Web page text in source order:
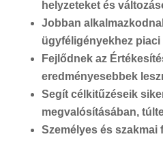
helyzeteket és
Jobban
ügyféligényekhez
Fejlődnek az
eredményesebbek
Segít célkitűzéseik
megvalósításában,
Személyes és szakmai